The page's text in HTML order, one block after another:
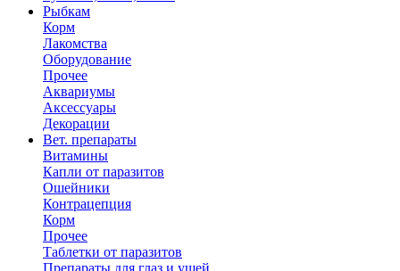
Рыбкам
Корм
Лакомства
Оборудование
Прочее
Аквариумы
Аксессуары
Декорации
Вет. препараты
Витамины
Капли от паразитов
Ошейники
Контрацепция
Корм
Прочее
Таблетки от паразитов
Препараты для глаз и ушей